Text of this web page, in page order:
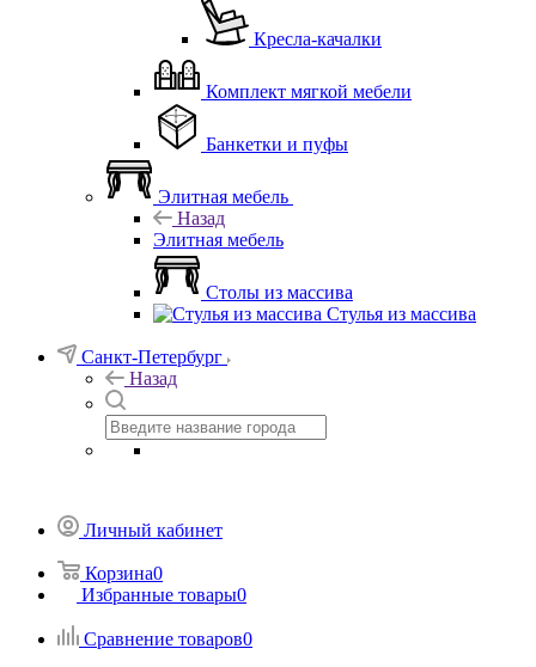
Кресла-качалки
Комплект мягкой мебели
Банкетки и пуфы
Элитная мебель
Назад
Элитная мебель
Столы из массива
Стулья из массива
Санкт-Петербург
Назад
Личный кабинет
Корзина0
Избранные товары0
Сравнение товаров0